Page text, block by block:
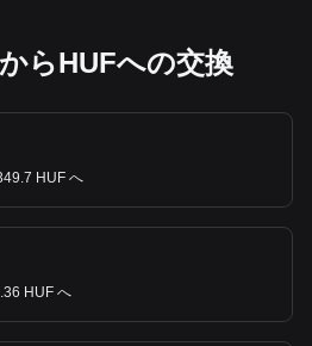
らHUFへの交換
HUF へ
HUF へ